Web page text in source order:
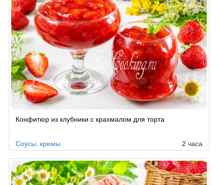
Конфитюр из клубники с крахмалом для торта
Соусы, кремы 2 часа